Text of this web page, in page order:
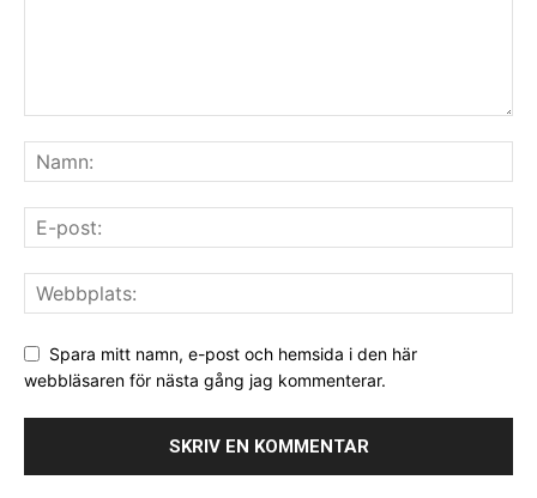
Spara mitt namn, e-post och hemsida i den här
webbläsaren för nästa gång jag kommenterar.